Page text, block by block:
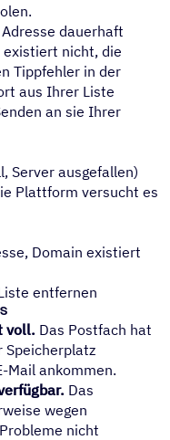
dauerhaft
existiert nicht, die
Tippfehler in der
aus Ihrer Liste
an sie Ihrer
Server ausgefallen)
Plattform versucht es
Domain existiert
entfernen
voll. Das Postfach hat
Speicherplatz
Mail ankommen.
Das
wegen
nicht